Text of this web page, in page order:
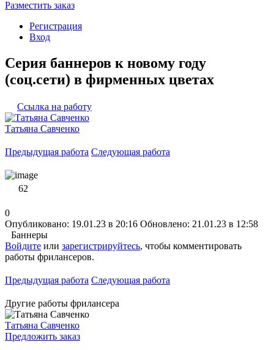
Разместить заказ
Регистрация
Вход
Серия баннеров к новому году
(соц.сети) в фирменных цветах
Ссылка на работу
Татьяна Савченко
Предыдущая работа Следующая работа
62
0
Опубликовано: 19.01.23 в 20:16 Обновлено: 21.01.23 в 12:58
Баннеры
Войдите или зарегистрируйтесь, чтобы комментировать
работы фрилансеров.
Предыдущая работа Следующая работа
Другие работы фрилансера
Татьяна Савченко
Предложить заказ